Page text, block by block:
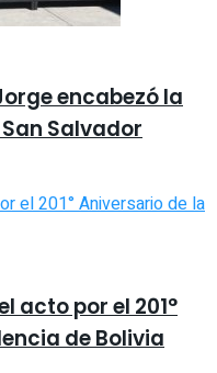
encabezó la
Salvador
acto por el 201°
de Bolivia